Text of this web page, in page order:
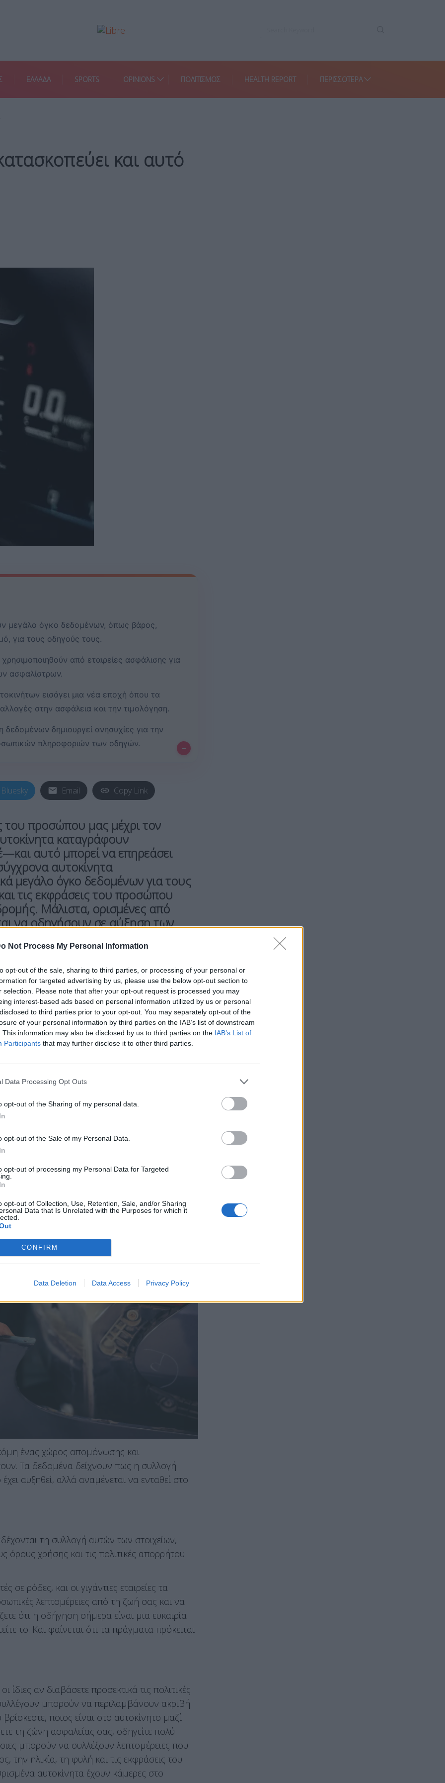
Not Process My Personal Information
opt-out of the sale, sharing to third parties, or processing of your personal or
for targeted advertising by us, please use the below opt-out section to
selection. Please note that after your opt-out request is processed you may
interest-based ads based on personal information utilized by us or personal
to third parties prior to your opt-out. You may separately opt-out of the
of your personal information by third parties on the IAB’s list of downstream
This information may also be disclosed by us to third parties on the IAB’s List of
Participants that may further disclose it to other third parties.
Data Processing Opt Outs
opt-out of the Sharing of my personal data.
opt-out of the Sale of my Personal Data.
opt-out of processing my Personal Data for Targeted
opt-out of Collection, Use, Retention, Sale, and/or Sharing
Data that Is Unrelated with the Purposes for which it
CONFIRM
Data Deletion Data Access Privacy Policy
ΕΛΛΑΔΑ SPORTS OPINIONS ΠΟΛΙΤΙΣΜΟΣ HEALTH REPORT ΠΕΡΙΣΣΌΤΕΡΑ
και αυτό
μεγάλο όγκο δεδομένων, όπως βάρος,
για τους οδηγούς τους.
από εταιρείες ασφάλισης για
ασφαλίστρων.
εισάγει μια νέα εποχή όπου τα
στην ασφάλεια και την τιμολόγηση.
δημιουργεί ανησυχίες για την
πληροφοριών των οδηγών.
–
Bluesky Email Copy Link
του προσώπου μας μέχρι τον
καταγράφουν
αυτό μπορεί να επηρεάσει
αυτοκίνητα
μεγάλο όγκο δεδομένων για τους
και τις εκφράσεις του προσώπου
Μάλιστα, ορισμένες από
να οδηγήσουν σε αύξηση των
μπορεί να ακολουθήσει κανείς ώστε να
για εκείνον από το όχημά του.
λέει ο ΤόμαςΖέρμενσε άρθρο του στο bbc.
παλιού οικογενειακούToyota, ήταν μια
να απομακρυνθώ από το άγρυπνο βλέμμα
Όμως, τα πράγματα έχουν αλλάξει
υπολογιστές με ρόδες, με τις μεγάλες
τεχνολογία
με σκοπό το κέρδος.
μέσω αυτοκινήτων
ένας χώρος απομόνωσης και
Τα δεδομένα δείχνουν πως η συλλογή
αυξηθεί, αλλά αναμένεται να ενταθεί στο
τη συλλογή αυτών των στοιχείων,
όρους χρήσης και τις πολιτικές απορρήτου
σε ρόδες, και οι γιγάντιες εταιρείες τα
λεπτομέρειες από τη ζωή σας και να
ότι η οδήγηση σήμερα είναι μια ευκαιρία
το. Και φαίνεται ότι τα πράγματα πρόκειται
ίδιες αν διαβάσετε προσεκτικά τις πολιτικές
μπορούν να περιλαμβάνουν ακριβή
ποιος είναι στο αυτοκίνητο μαζί
τη ζώνη ασφαλείας σας, οδηγείτε πολύ
μπορούν να συλλέξουν λεπτομέρειες που
την ηλικία, τη φυλή και τις εκφράσεις του
αυτοκίνητα έχουν κάμερες στο